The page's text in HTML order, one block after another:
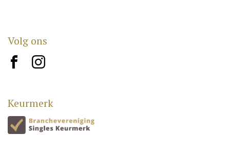
Volg ons
brand10 brand12
Keurmerk